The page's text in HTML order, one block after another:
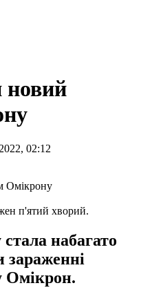
новий
02:12
п'ятий хворий.
набагато
Омікрон.